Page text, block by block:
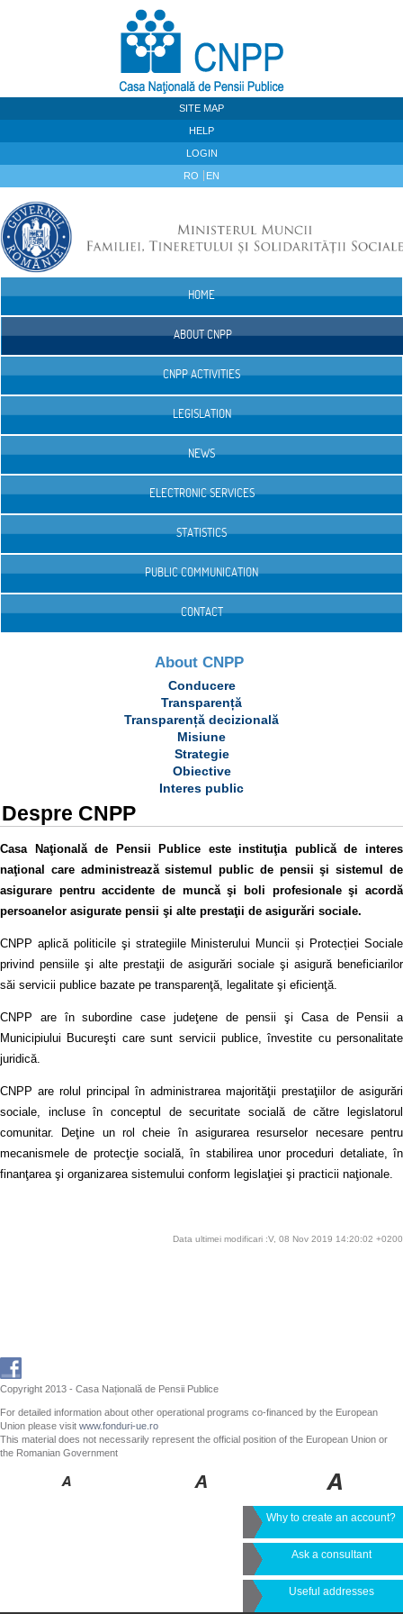
SITE MAP
HELP
LOGIN
RO EN
HOME
ABOUT CNPP
CNPP ACTIVITIES
LEGISLATION
NEWS
ELECTRONIC SERVICES
STATISTICS
PUBLIC COMMUNICATION
CONTACT
About CNPP
Conducere
Transparență
Transparență decizională
Misiune
Strategie
Obiective
Interes public
Despre CNPP
Casa Naţională de Pensii Publice este instituţia publică de interes
naţional care administrează sistemul public de pensii şi sistemul de
asigurare pentru accidente de muncă şi boli profesionale şi acordă
persoanelor asigurate pensii şi alte prestaţii de asigurări sociale.
CNPP aplică politicile şi strategiile Ministerului Muncii și Protecției Sociale
privind pensiile şi alte prestaţii de asigurări sociale şi asigură beneficiarilor
săi servicii publice bazate pe transparenţă, legalitate şi eficienţă.
CNPP are în subordine case judeţene de pensii şi Casa de Pensii a
Municipiului Bucureşti care sunt servicii publice, învestite cu personalitate
juridică.
CNPP are rolul principal în administrarea majorităţii prestaţiilor de asigurări
sociale, incluse în conceptul de securitate socială de către legislatorul
comunitar. Deţine un rol cheie în asigurarea resurselor necesare pentru
mecanismele de protecţie socială, în stabilirea unor proceduri detaliate, în
finanţarea şi organizarea sistemului conform legislaţiei şi practicii naţionale.
Data ultimei modificari :V, 08 Nov 2019 14:20:02 +0200
Copyright 2013 - Casa Națională de Pensii Publice
For detailed information about other operational programs co-financed by the European
Union please visit www.fonduri-ue.ro
This material does not necessarily represent the official position of the European Union or
the Romanian Government
Why to create an account?
Ask a consultant
Useful addresses